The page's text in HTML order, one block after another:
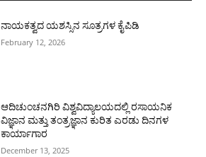
ನಾಯಕತ್ವದ ಯಶಸ್ಸಿನ ಸೂತ್ರಗಳ ಕೈಪಿಡಿ
February 12, 2026
ಆದಿಚುಂಚನಗಿರಿ ವಿಶ್ವವಿದ್ಯಾಲಯದಲ್ಲಿ ರಸಾಯನಿಕ
ವಿಜ್ಞಾನ ಮತ್ತು ತಂತ್ರಜ್ಞಾನ ಕುರಿತ ಎರಡು ದಿನಗಳ
ಕಾರ್ಯಾಗಾರ
December 13, 2025